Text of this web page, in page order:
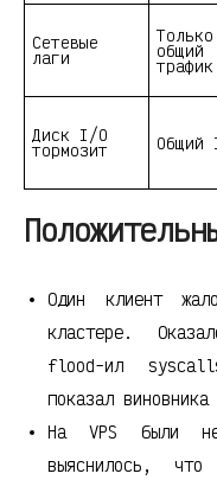
Сетевые
лаги
Только
общий
трафик
Диск I/O
тормозит Общий
Один клиент
кластере.
flood-ил
показал
На VPS были
выяснилось,